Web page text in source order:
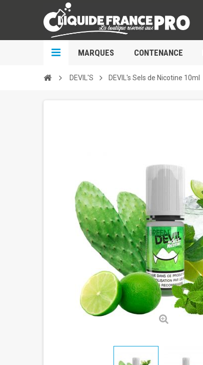
MARQUES CONTENANCE
DEVIL'S DEVIL's Sels de Nicotine 10ml